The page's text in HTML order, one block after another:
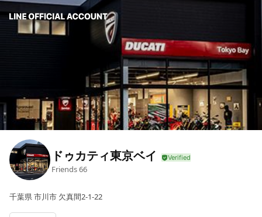
ドゥカティ東京ベイ
Friends66
千葉県 市川市 欠真間2-1-22